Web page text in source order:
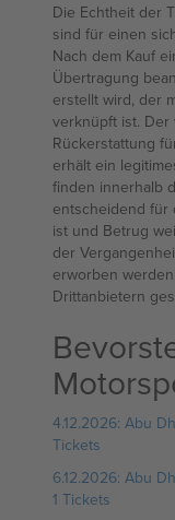
Die Echtheit der
sind für einen
Nach dem Kauf
Übertragung
erstellt wird, der
verknüpft ist.
Rückerstattung
erhält ein
finden innerhalb
entscheidend für
ist und Betrug
der
erworben
Drittanbietern
4.12.2026: Abu
Tickets
6.12.2026: Abu
1 Tickets